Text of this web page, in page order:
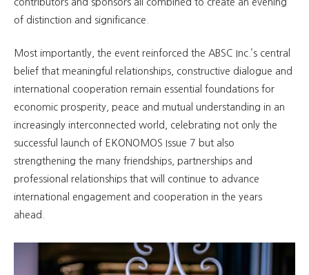
contributors and sponsors all combined to create an evening
of distinction and significance.
Most importantly, the event reinforced the ABSC Inc.’s central
belief that meaningful relationships, constructive dialogue and
international cooperation remain essential foundations for
economic prosperity, peace and mutual understanding in an
increasingly interconnected world, celebrating not only the
successful launch of EKONOMOS Issue 7 but also
strengthening the many friendships, partnerships and
professional relationships that will continue to advance
international engagement and cooperation in the years
ahead.